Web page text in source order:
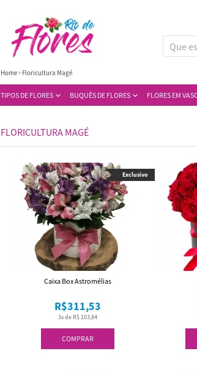
TIPOS DE FLORES BUQUÊS DE FLORES FLORES EM
Home Floricultura Magé
FLORICULTURA MAGÉ
COMPRAR
3x de R$ 103,84
R$311,53
Caixa Box Astromélias
Exclusivo